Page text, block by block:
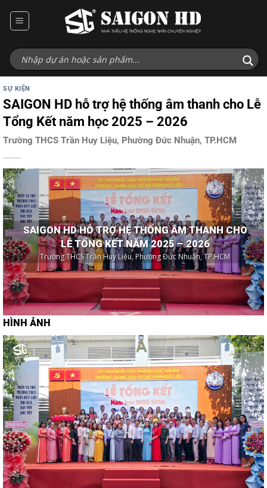
qua
dung
SỰ KIỆN
SAIGON HD hỗ trợ hệ thống âm thanh cho Lễ
Tổng Kết năm học 2025 – 2026
Trường THCS Trần Huy Liệu, Phường Đức Nhuận, TP.HCM
SAIGON HD HỖ TRỢ HỆ THỐNG ÂM THANH CHO
LỄ TỔNG KẾT NĂM 2025 – 2026
Trường THCS Trần Huy Liệu, Phường Đức Nhuận, TP.HCM
HÌNH ẢNH